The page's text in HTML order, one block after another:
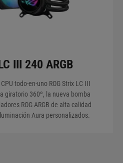
III 240 ARGB
todo-en-uno ROG Strix LC III
giratorio 360º, la nueva bomba
ROG ARGB de alta calidad
Aura personalizados.